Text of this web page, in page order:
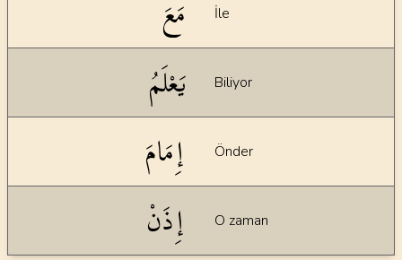
مَعَ İle
يَعْلَمُ Biliyor
إِمَامَ Önder
إِذَنْ O zaman